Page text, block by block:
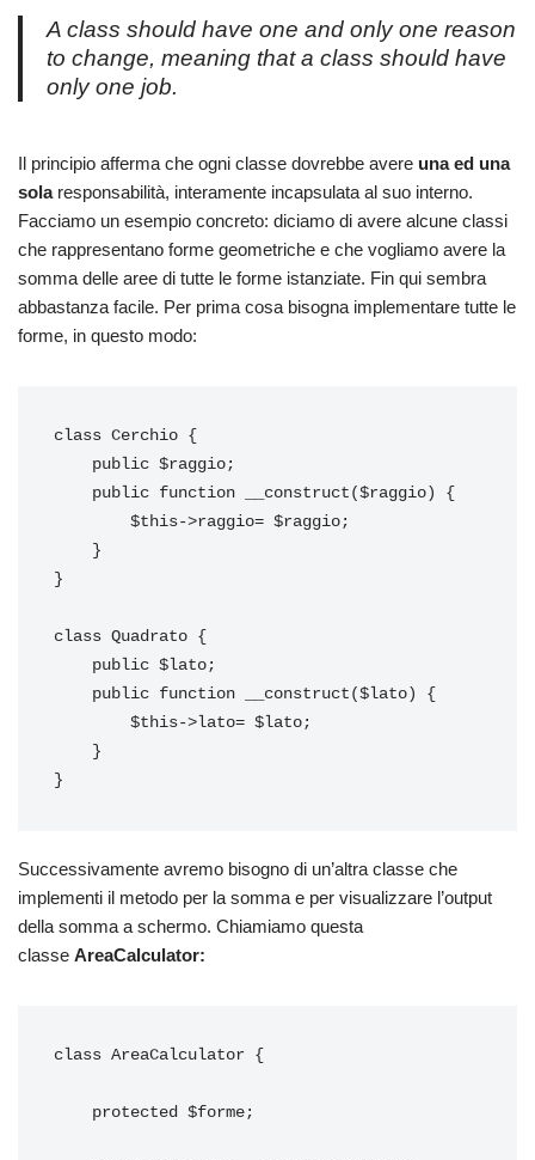
A class should have one and only one reason
to change, meaning that a class should have
only one job.
Il principio afferma che ogni classe dovrebbe avere una ed una
solaresponsabilità, interamente incapsulata al suo interno.
Facciamo un esempio concreto: diciamo di avere alcune classi
che rappresentano forme geometriche e che vogliamo avere la
somma delle aree di tutte le forme istanziate. Fin qui sembra
abbastanza facile. Per prima cosa bisogna implementare tutte le
forme, in questo modo:
class Cerchio {
}
class Quadrato {
}
Successivamente avremo bisogno di un’altra classe che
implementi il metodo per la somma e per visualizzare l’output
della somma a schermo. Chiamiamo questa
classe AreaCalculator:
class AreaCalculator {